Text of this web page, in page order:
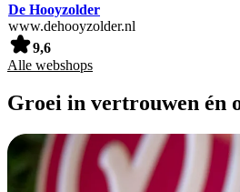
De Hooyzolder
www.dehooyzolder.nl
9,6
Alle webshops
Groei in vertrouwen én